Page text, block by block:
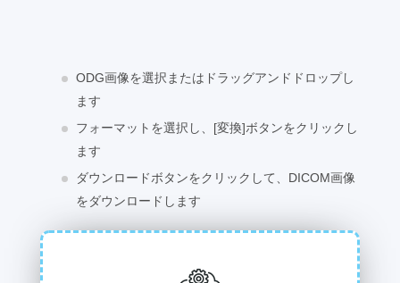
ODG画像を選択またはドラッグアンドドロップし
ます
フォーマットを選択し、[変換]ボタンをクリックし
ます
ダウンロードボタンをクリックして、DICOM画像
をダウンロードします